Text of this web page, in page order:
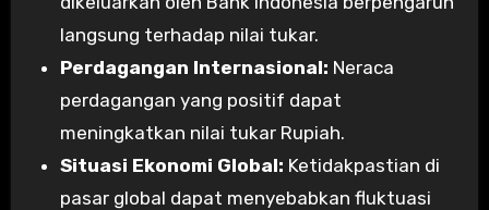
langsung terhadap nilai tukar.
Perdagangan Internasional: Neraca
perdagangan yang positif dapat
meningkatkan nilai tukar Rupiah.
Situasi Ekonomi Global: Ketidakpastian di
pasar global dapat menyebabkan fluktuasi